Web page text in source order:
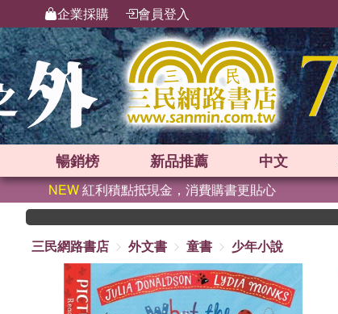
企業採購 會員登入
暢銷榜 新品推薦 中文
NEW紅利積點抵現金，消費購書更貼心
三民網路書店
外文書 童書 少年小說